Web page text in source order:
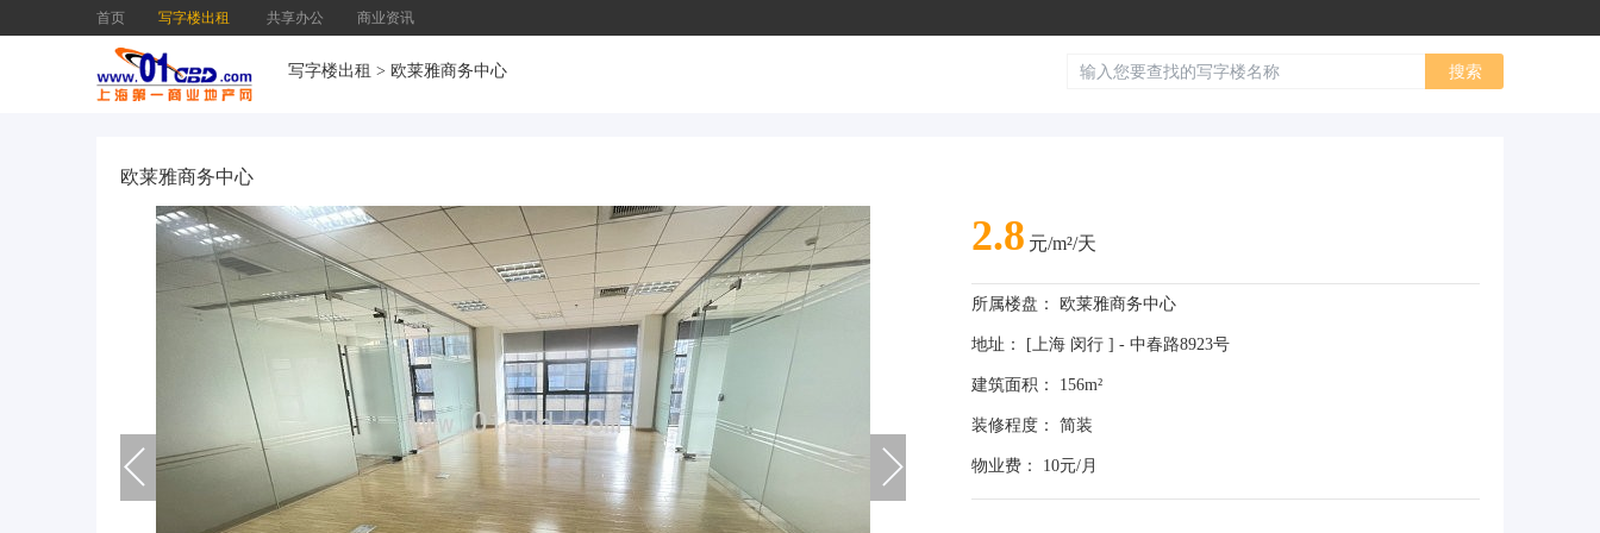
首页 写字楼出租 共享办公 商业资讯
写字楼出租 > 欧莱雅商务中心
欧莱雅商务中心
2.8 元/m²/天
所属楼盘： 欧莱雅商务中心
地址： [上海 闵行 ] - 中春路8923号
建筑面积： 156m²
装修程度： 简装
物业费： 10元/月